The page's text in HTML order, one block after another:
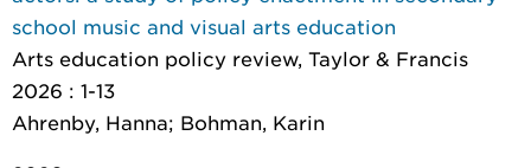
school music and visual arts education
Arts education policy review, Taylor & Francis
2026 : 1-13
Ahrenby, Hanna; Bohman, Karin